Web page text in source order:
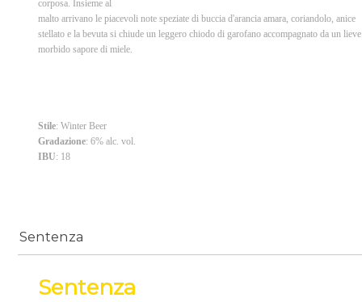
corposa. Insieme al
malto arrivano le piacevoli note speziate di buccia d'arancia amara, coriandolo, anice
stellato e la bevuta si chiude un leggero chiodo di garofano accompagnato da un
morbido sapore di miele.
Stile: Winter Beer
Gradazione: 6% alc. vol.
IBU: 18
Sentenza
Sentenza